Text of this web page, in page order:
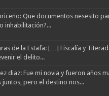
Que documentos nesesito
inhabilitación?...
de la Estafa: […] Fiscalía y
el delito...
diaz: Fue mi novia y fueron años
juntos, pero el destino nos...